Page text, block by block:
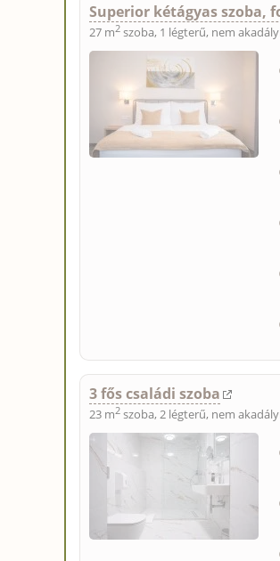
Superior kétágyas szoba,
27 m2 szoba, 1 légterű, nem
3 fős családi szoba
23 m2 szoba, 2 légterű, nem